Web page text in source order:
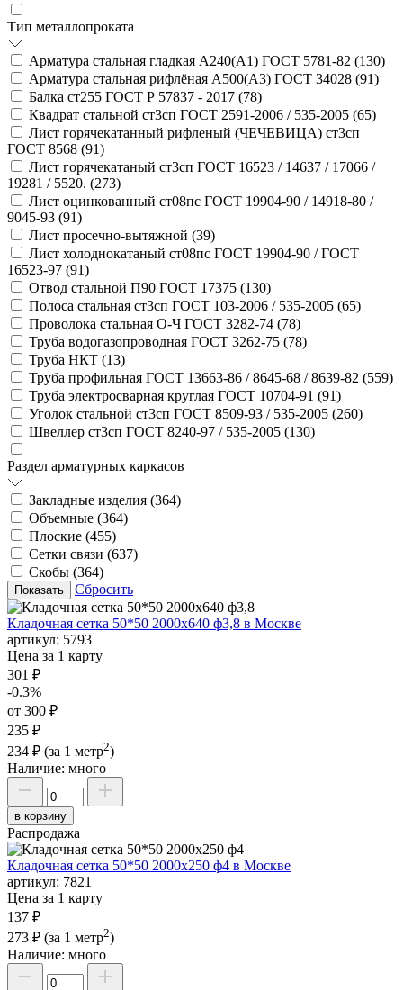
Тип металлопроката
Арматура стальная гладкая А240(А1) ГОСТ 5781-82 (130)
Арматура стальная рифлёная А500(А3) ГОСТ 34028 (91)
Балка ст255 ГОСТ Р 57837 - 2017 (78)
Квадрат стальной ст3сп ГОСТ 2591-2006 / 535-2005 (65)
Лист горячекатанный рифленый (ЧЕЧЕВИЦА) ст3сп
ГОСТ 8568 (91)
Лист горячекатаный ст3сп ГОСТ 16523 / 14637 / 17066 /
19281 / 5520. (273)
Лист оцинкованный ст08пс ГОСТ 19904-90 / 14918-80 /
9045-93 (91)
Лист просечно-вытяжной (39)
Лист холоднокатаный ст08пс ГОСТ 19904-90 / ГОСТ
16523-97 (91)
Отвод стальной П90 ГОСТ 17375 (130)
Полоса стальная ст3сп ГОСТ 103-2006 / 535-2005 (65)
Проволока стальная О-Ч ГОСТ 3282-74 (78)
Труба водогазопроводная ГОСТ 3262-75 (78)
Труба НКТ (13)
Труба профильная ГОСТ 13663-86 / 8645-68 / 8639-82 (559)
Труба электросварная круглая ГОСТ 10704-91 (91)
Уголок стальной ст3сп ГОСТ 8509-93 / 535-2005 (260)
Швеллер ст3сп ГОСТ 8240-97 / 535-2005 (130)
Раздел арматурных каркасов
Закладные изделия (364)
Объемные (364)
Плоские (455)
Сетки связи (637)
Скобы (364)
Сбросить
Кладочная сетка 50*50 2000х640 ф3,8 в Москве
артикул: 5793
Цена за 1 карту
301 ₽
-0.3%
от 300 ₽
235 ₽
234 ₽ (за 1 метр2)
Наличие: много
в корзину
Распродажа
Кладочная сетка 50*50 2000х250 ф4 в Москве
артикул: 7821
Цена за 1 карту
137 ₽
273 ₽ (за 1 метр2)
Наличие: много